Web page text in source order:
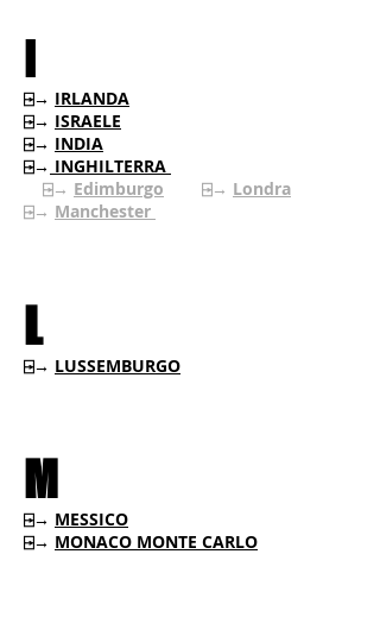
I
⍈→ IRLANDA
⍈→ ISRAELE
⍈→ INDIA
⍈→ INGHILTERRA
⍈→ Edimburgo ⍈→ Londra
⍈→ Manchester
L
⍈→ LUSSEMBURGO
M
⍈→ MESSICO
⍈→ MONACO MONTE CARLO